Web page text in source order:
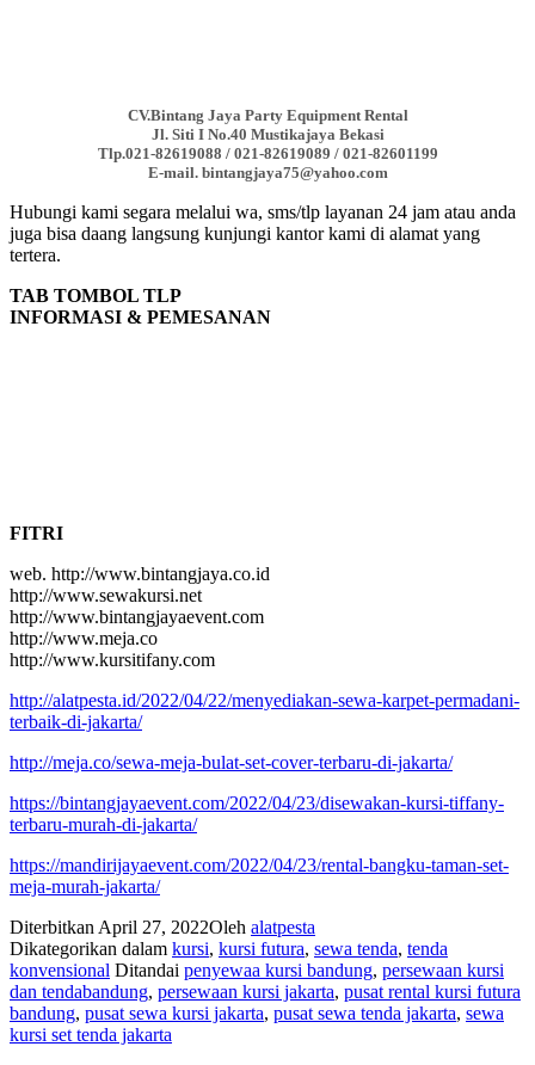
CV.Bintang Jaya Party Equipment Rental
Jl. Siti I No.40 Mustikajaya Bekasi
Tlp.021-82619088 / 021-82619089 / 021-82601199
E-mail. bintangjaya75@yahoo.com
Hubungi kami segara melalui wa, sms/tlp layanan 24 jam atau anda
juga bisa daang langsung kunjungi kantor kami di alamat yang
tertera.
TAB TOMBOL TLP
INFORMASI & PEMESANAN
FITRI
web. http://www.bintangjaya.co.id
http://www.sewakursi.net
http://www.bintangjayaevent.com
http://www.meja.co
http://www.kursitifany.com
http://alatpesta.id/2022/04/22/menyediakan-sewa-karpet-permadani-
terbaik-di-jakarta/
http://meja.co/sewa-meja-bulat-set-cover-terbaru-di-jakarta/
https://bintangjayaevent.com/2022/04/23/disewakan-kursi-tiffany-
terbaru-murah-di-jakarta/
https://mandirijayaevent.com/2022/04/23/rental-bangku-taman-set-
meja-murah-jakarta/
Diterbitkan April 27, 2022Oleh alatpesta
Dikategorikan dalam kursi, kursi futura, sewa tenda, tenda
konvensional Ditandai penyewaa kursi bandung, persewaan kursi
dan tendabandung, persewaan kursi jakarta, pusat rental kursi futura
bandung, pusat sewa kursi jakarta, pusat sewa tenda jakarta, sewa
kursi set tenda jakarta